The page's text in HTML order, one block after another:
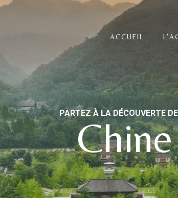
ACCUEIL
PARTEZ À LA DÉCOUVERTE
Chine